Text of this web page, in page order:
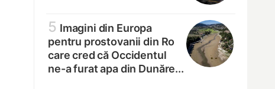
5 Imagini din Europa
pentru prostovanii din Ro
care cred că Occidentul
ne-a furat apa din Dunăre...